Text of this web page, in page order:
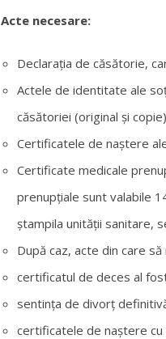
Acte necesare:
Declarația de căsătorie,
Actele de identitate ale
căsătoriei (original și
Certificatele de naștere
Certificate medicale
prenupțiale sunt valabile
ștampila unității sanitare,
După caz, acte din care
certificatul de deces al
sentința de divorț
certificatele de naștere cu